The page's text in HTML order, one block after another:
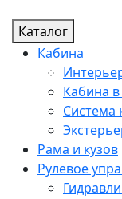
Каталог
Кабина
Кабина
Система
Рама и кузов
Рулевое